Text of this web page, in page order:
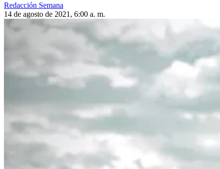
Redacción Semana
14 de agosto de 2021, 6:00 a. m.